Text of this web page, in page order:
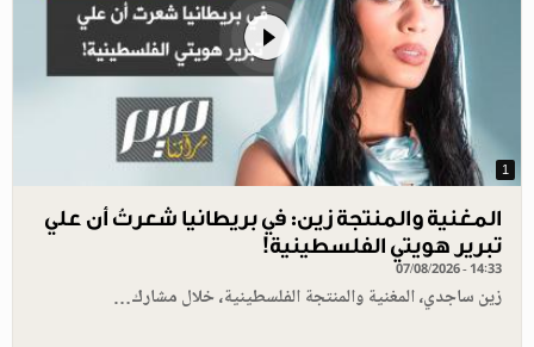
1
المغنية والمنتجة زين: في بريطانيا شعرتُ أن علي
تبرير هويتي الفلسطينية!
07/08/2026 - 14:33
زين ساجدي، المغنية والمنتجة الفلسطينية، خلال مشارك…